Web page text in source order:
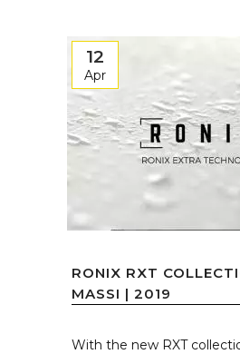
12
Apr
RONIX RXT
MASSI | 2019
With the new RXT